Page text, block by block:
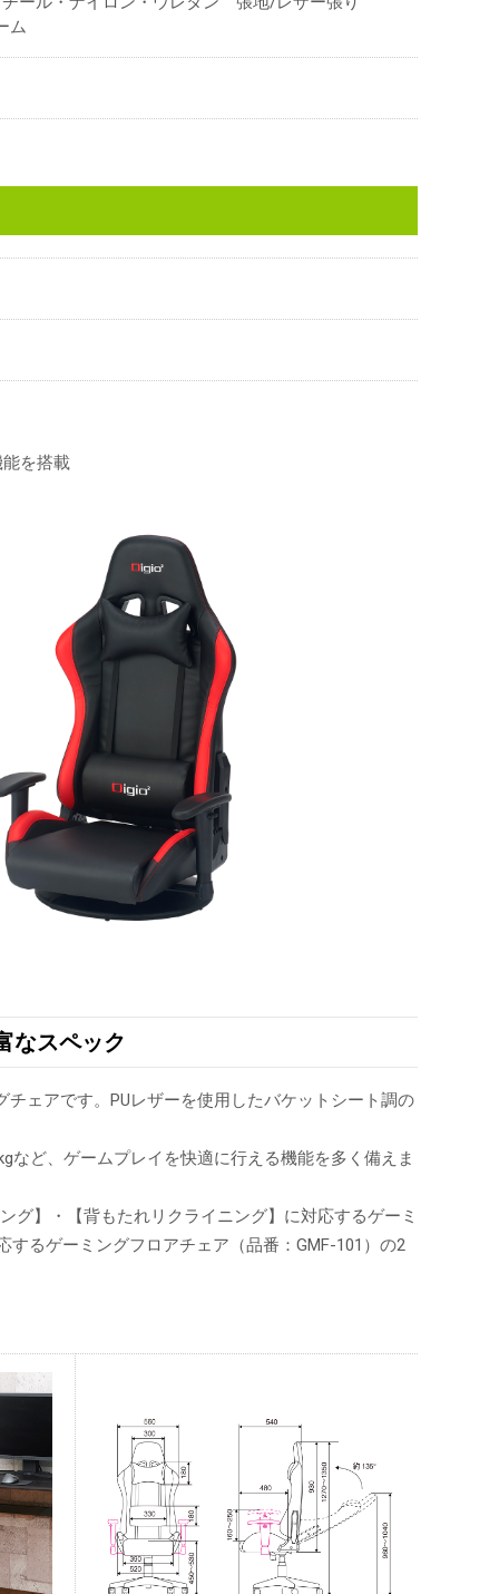
ム
を搭載
なスペック
ェアです。PUレザーを使用したバケットシート調の
ど、ゲームプレイを快適に行える機能を多く備えま
】・【背もたれリクライニング】に対応するゲーミ
るゲーミングフロアチェア（品番：GMF-101）の2